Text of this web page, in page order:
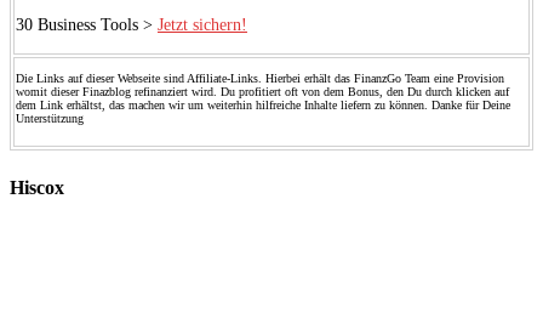
30 Business Tools > Jetzt sichern!
Die Links auf dieser Webseite sind Affiliate-Links. Hierbei erhält das FinanzGo Team eine Provision
womit dieser Finazblog refinanziert wird. Du profitiert oft von dem Bonus, den Du durch klicken auf
dem Link erhältst, das machen wir um weiterhin hilfreiche Inhalte liefern zu können. Danke für Deine
Unterstützung
Hiscox